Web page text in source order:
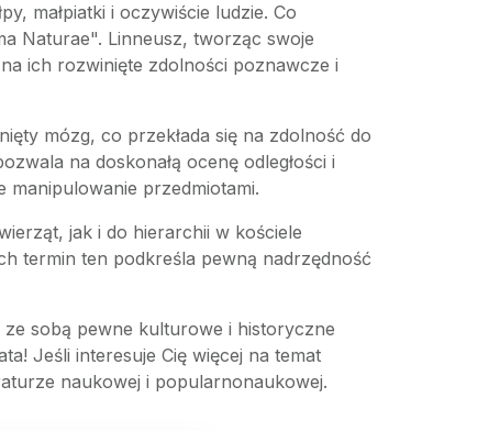
małpiatki i oczywiście ludzie. Co
Naturae". Linneusz, tworząc swoje
ich rozwinięte zdolności poznawcze i
mózg, co przekłada się na zdolność do
na doskonałą ocenę odległości i
przedmiotami.
jak i do hierarchii w kościele
termin ten podkreśla pewną nadrzędność
sobą pewne kulturowe i historyczne
Jeśli interesuje Cię więcej na temat
naukowej i popularnonaukowej.